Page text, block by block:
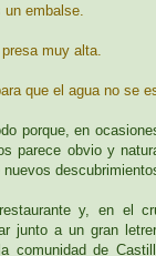
embalse.
muy alta.
que el agua no se
porque, en
parece obvio y
y, en el
junto a un gran
comunidad de